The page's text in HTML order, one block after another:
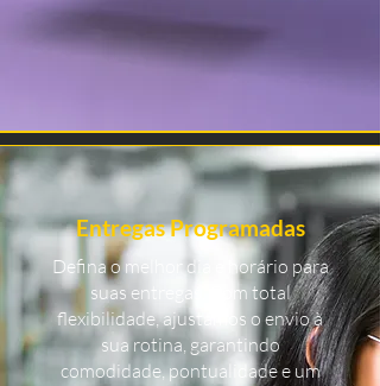
Entregas Programadas
Defina o melhor dia e horário para
suas entregas. Com total
flexibilidade, ajustamos o envio à
sua rotina, garantindo
comodidade, pontualidade e um